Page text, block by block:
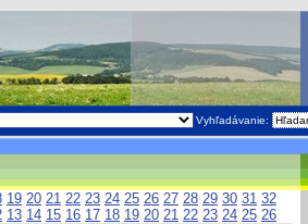
Vyhľadávanie:
19 20 21 22 23 24 25 26 27 28 29 30 31 32
13 14 15 16 17 18 19 20 21 22 23 24 25 26